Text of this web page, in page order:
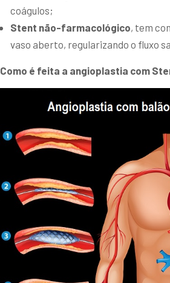
coágulos;
Stent não-farmacológico, tem
vaso aberto, regularizando o fluxo
Como é feita a angioplastia com